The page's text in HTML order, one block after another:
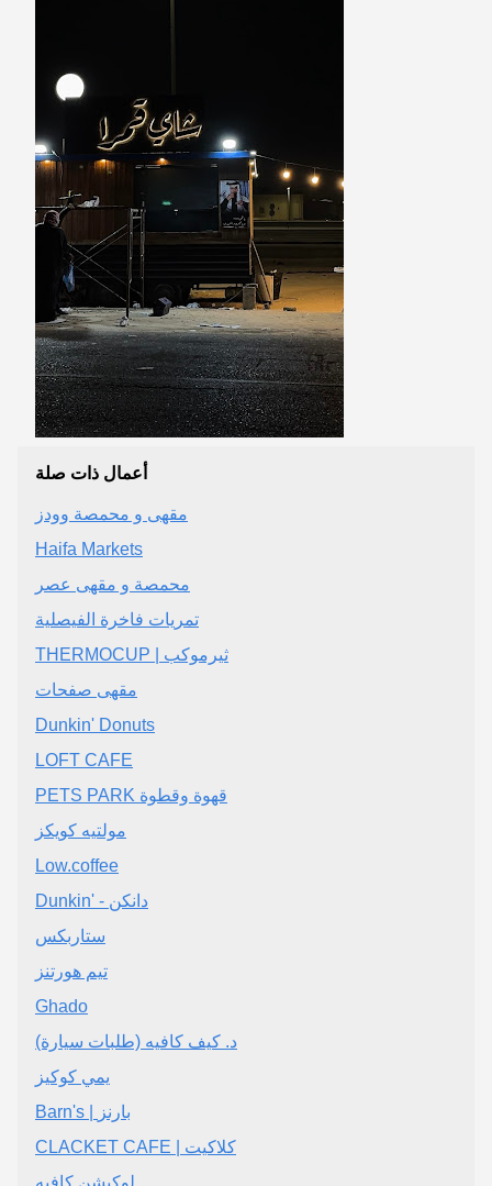
أعمال ذات صلة
مقهى و محمصة وودز
Haifa Markets
محمصة و مقهى عصر
تمريات فاخرة الفيصلية
THERMOCUP | ثيرموكب
مقهى صفحات
Dunkin' Donuts
LOFT CAFE
PETS PARK قهوة وقطوة
مولتيه كويكز
Low.coffee
Dunkin' - دانكن
ستاربكس
تيم هورتنز
Ghado
د. كيف كافيه (طلبات سيارة)
يمي كوكيز
Barn's | بارنز
CLACKET CAFE | كلاكيت
لوكيشن كافيه